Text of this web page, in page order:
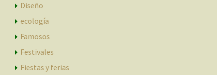
Diseño
ecología
Famosos
Festivales
Fiestas y ferias